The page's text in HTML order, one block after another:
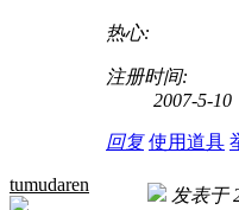
热心:
注册时间:
2007-5-10
回复 使用道具
tumudaren
发表于